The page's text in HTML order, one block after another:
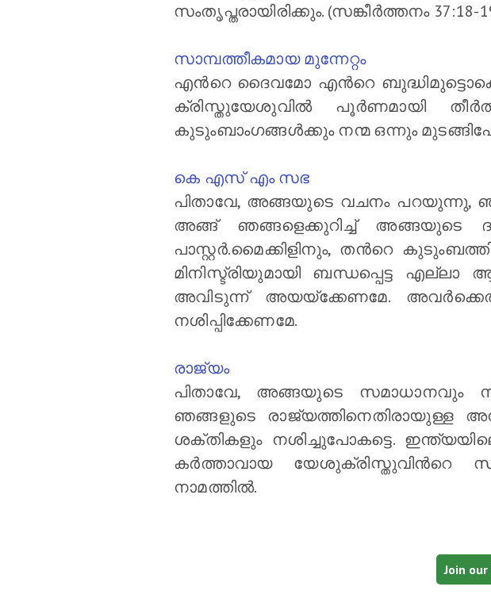
സംതൃപ്തരായിരിക്കും. (സങ്കീര്‍ത്തനം 37:18-
സാമ്പത്തീകമായ മുന്നേറ്റം
എന്‍റെ ദൈവമോ എന്‍റെ
ക്രിസ്തുയേശുവിൽ പൂർണമായി
കുടുംബാംഗങ്ങള്‍ക്കും നന്മ ഒന്നും
കെ എസ് എം സഭ
പിതാവേ, അങ്ങയുടെ വചനം പറയുന്നു,
അങ്ങ് ഞങ്ങളെക്കുറിച്ച് അങ്ങയുടെ
പാസ്റ്റര്‍.മൈക്കിളിനും, തന്‍റെ
മിനിസ്ട്രിയുമായി ബന്ധപ്പെട്ട
അവിടുന്ന് അയയ്ക്കേണമേ.
നശിപ്പിക്കേണമേ.
രാജ്യം
പിതാവേ, അങ്ങയുടെ സമാധാനവും
ഞങ്ങളുടെ രാജ്യത്തിനെതിരായുള്ള
ശക്തികളും നശിച്ചുപോകട്ടെ.
കര്‍ത്താവായ യേശുക്രിസ്തുവിന്‍റെ
നാമത്തില്‍.
Join